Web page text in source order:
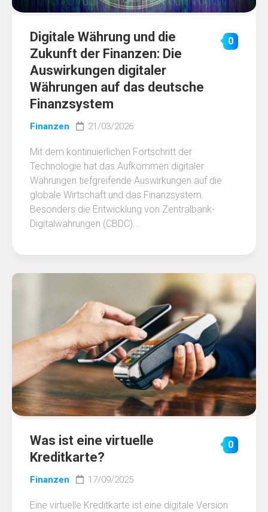
Digitale Währung und die
Zukunft der Finanzen: Die
Auswirkungen digitaler
Währungen auf das deutsche
Finanzsystem
0
Finanzen 21/03/2026
Mit dem kontinuierlichen Fortschritt der
Technologie hat das Aufkommen digitaler
Währungen tiefgreifende Auswirkungen auf die
globale Wirtschaft und das Finanzsystem.
Besonders die Entwicklung von Zentralbank-
Digitalwährungen (CBDC)...
Was ist eine virtuelle
Kreditkarte?
0
Finanzen 17/09/2025
Eine virtuelle Kreditkarte ist eine digitale Version